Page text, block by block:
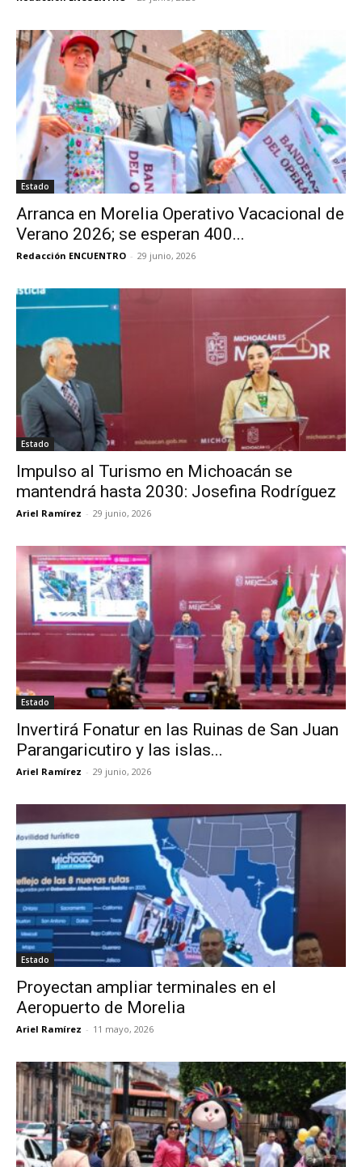
Estado
Arranca en Morelia Operativo Vacacional de
Verano 2026; se esperan 400...
Redacción ENCUENTRO - 29 junio, 2026
Estado
Impulso al Turismo en Michoacán se
mantendrá hasta 2030: Josefina Rodríguez
Ariel Ramírez - 29 junio, 2026
Estado
Invertirá Fonatur en las Ruinas de San Juan
Parangaricutiro y las islas...
Ariel Ramírez - 29 junio, 2026
Estado
Proyectan ampliar terminales en el
Aeropuerto de Morelia
Ariel Ramírez - 11 mayo, 2026